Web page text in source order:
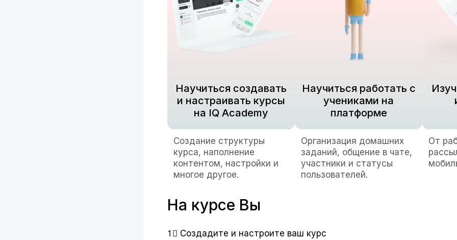
Научиться создавать
и настраивать курсы
на IQ Academy
Создание структуры
курса, наполнение
контентом, настройки и
многое другое.
Научиться работать с
учениками на
платформе
Организация домашних
заданий, общение в чате,
участники и статусы
пользователей.
От
На курсе Вы
1⃣ Создадите и настроите ваш курс